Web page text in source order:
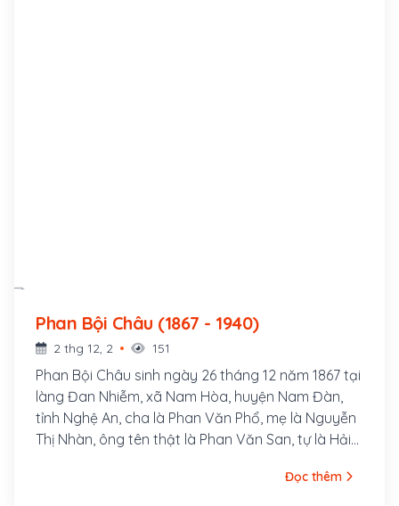
Phan Bội Châu (1867 - 1940)
2 thg 12, 2 151
Phan Bội Châu sinh ngày 26 tháng 12 năm 1867 tại
làng Đan Nhiễm, xã Nam Hòa, huyện Nam Đàn,
tỉnh Nghệ An, cha là Phan Văn Phổ, mẹ là Nguyễn
Thị Nhàn, ông tên thật là Phan Văn San, tự là Hải
Việt Điểu, Hãn Mãn Tử, v.v...Ông là một danh sĩ và
Đọc thêm